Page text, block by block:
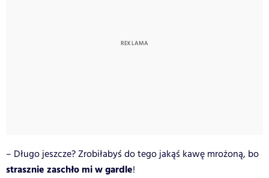
– Długo jeszcze? Zrobiłabyś do tego jakąś kawę mrożoną, bo
strasznie zaschło mi w gardle!